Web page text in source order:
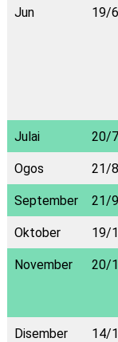
Jun 19/
Julai 20/
Ogos 21/
September 21/
Oktober 19/
November 20/
Disember 14/